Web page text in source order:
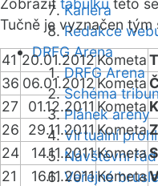
Kariéra
Redakce
DRFG Arena
DRFG Arena
Schéma
Plánek areny
Virtuální
Návštěvní řád
Veřejné
Zobrazit tabulku této
Tučně je vyznačen tým
41 20.01.2012Kometa
36 06.01.2012Kometa
27
01.12.2011 Kometa
26
29.11.2011Kometa
24
14.11.2011Kometa
21
16.11.2011Kometa